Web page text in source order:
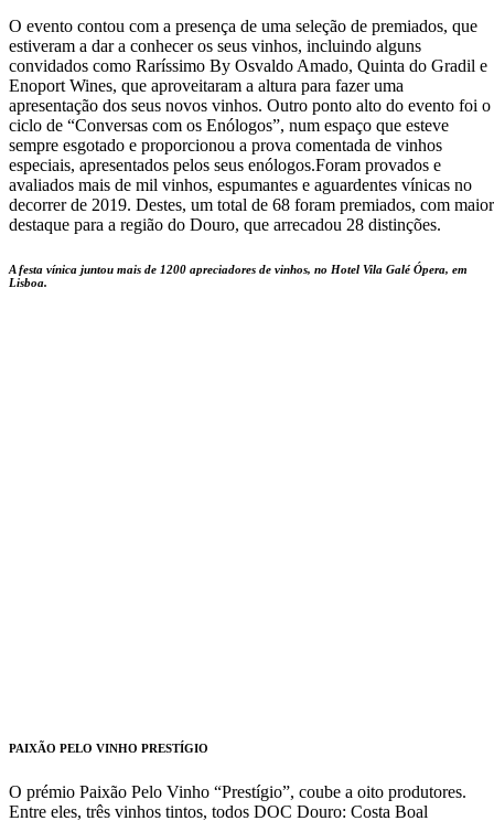
O evento contou com a presença de uma seleção de premiados, que
estiveram a dar a conhecer os seus vinhos, incluindo alguns
convidados como Raríssimo By Osvaldo Amado, Quinta do Gradil e
Enoport Wines, que aproveitaram a altura para fazer uma
apresentação dos seus novos vinhos. Outro ponto alto do evento foi o
ciclo de “Conversas com os Enólogos”, num espaço que esteve
sempre esgotado e proporcionou a prova comentada de vinhos
especiais, apresentados pelos seus enólogos.Foram provados e
avaliados mais de mil vinhos, espumantes e aguardentes vínicas no
decorrer de 2019. Destes, um total de 68 foram premiados, com maior
destaque para a região do Douro, que arrecadou 28 distinções.
A festa vínica juntou mais de 1200 apreciadores de vinhos, no Hotel Vila Galé Ópera, em
Lisboa.
PAIXÃO PELO VINHO PRESTÍGIO
O prémio Paixão Pelo Vinho “Prestígio”, coube a oito produtores.
Entre eles, três vinhos tintos, todos DOC Douro: Costa Boal